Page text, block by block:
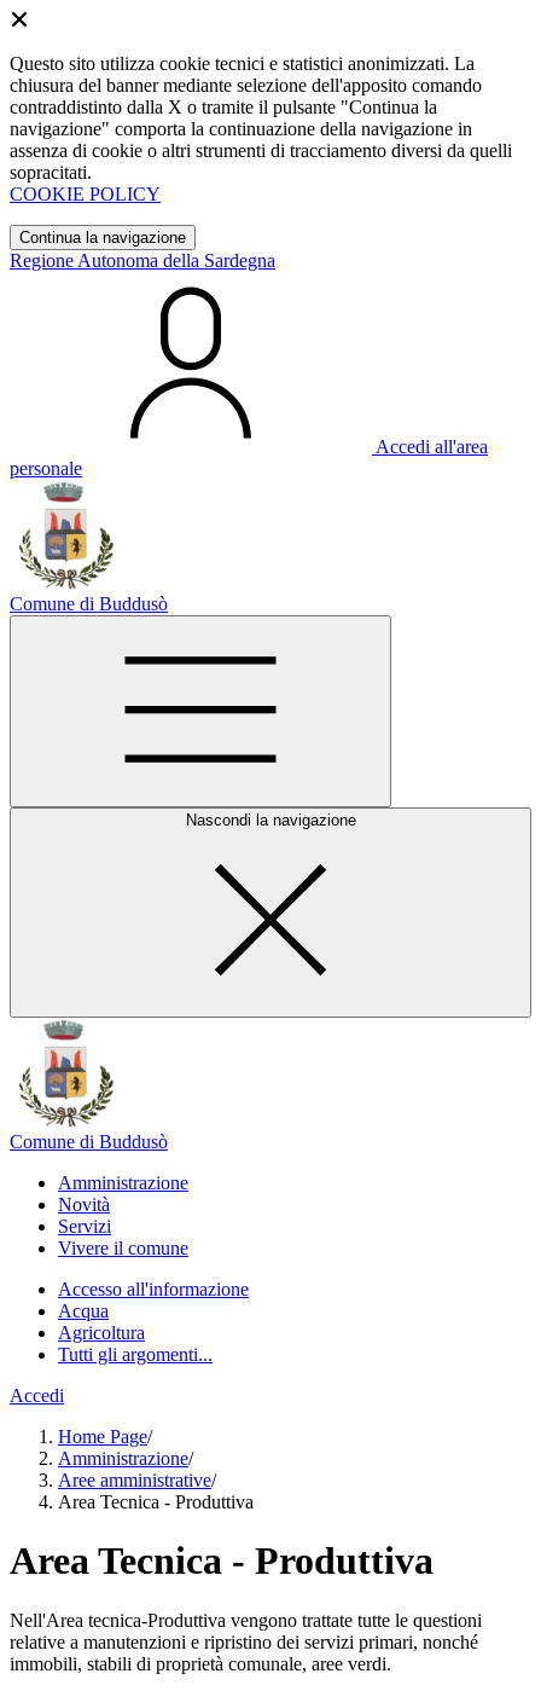
Questo sito utilizza cookie tecnici e statistici anonimizzati. La
chiusura del banner mediante selezione dell'apposito comando
contraddistinto dalla X o tramite il pulsante "Continua la
navigazione" comporta la continuazione della navigazione in
assenza di cookie o altri strumenti di tracciamento diversi da quelli
sopracitati.
COOKIE POLICY
Continua la navigazione
Regione Autonoma della Sardegna
Accedi all'area
personale
Comune di Buddusò
Nascondi la navigazione
Comune di Buddusò
Amministrazione
Novità
Servizi
Vivere il comune
Accesso all'informazione
Acqua
Agricoltura
Tutti gli argomenti...
Accedi
Home Page/
Amministrazione/
Aree amministrative/
Area Tecnica - Produttiva
Area Tecnica - Produttiva
Nell'Area tecnica-Produttiva vengono trattate tutte le questioni
relative a manutenzioni e ripristino dei servizi primari, nonché
immobili, stabili di proprietà comunale, aree verdi.